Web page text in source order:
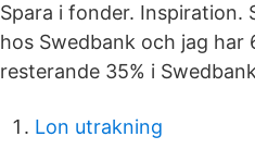
Spara i fonder. Inspiration.
hos Swedbank och jag
resterande 35% i
Lon utrakning